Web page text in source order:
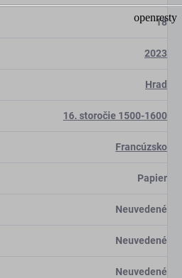
18
2023
Hrad
16. storočie 1500-1600
Francúzsko
Papier
Neuvedené
Neuvedené
Neuvedené